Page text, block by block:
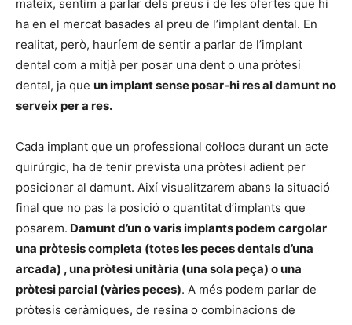
mateix, sentim a parlar dels preus i de les ofertes que hi
ha en el mercat basades al preu de l’implant dental. En
realitat, però, hauríem de sentir a parlar de l’implant
dental com a mitjà per posar una dent o una pròtesi
dental, ja que un implant sense posar-hi res al damunt no
serveix per a res.
Cada implant que un professional col·loca durant un acte
quirúrgic, ha de tenir prevista una pròtesi adient per
posicionar al damunt. Així visualitzarem abans la situació
final que no pas la posició o quantitat d’implants que
posarem. Damunt d’un o varis implants podem cargolar
una pròtesis completa (totes les peces dentals d’una
arcada) , una pròtesi unitària (una sola peça) o una
pròtesi parcial (vàries peces). A més podem parlar de
pròtesis ceràmiques, de resina o combinacions de